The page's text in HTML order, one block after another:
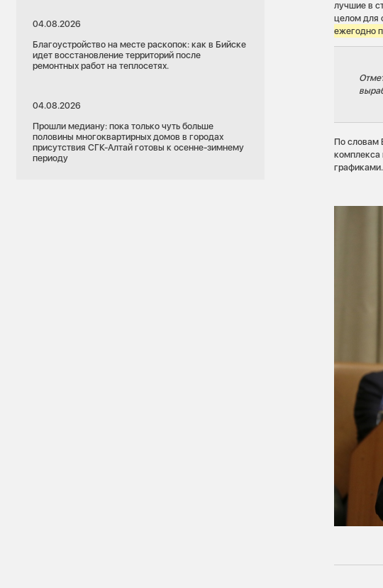
04.08.2026
Благоустройство на месте раскопок: как в Бийске
идет восстановление территорий после
ремонтных работ на теплосетях.
04.08.2026
Прошли медиану: пока только чуть больше
половины многоквартирных домов в городах
присутствия СГК-Алтай готовы к осенне-зимнему
периоду
лучшие в
целом для
ежегодно
По словам
комплекса
графиками.